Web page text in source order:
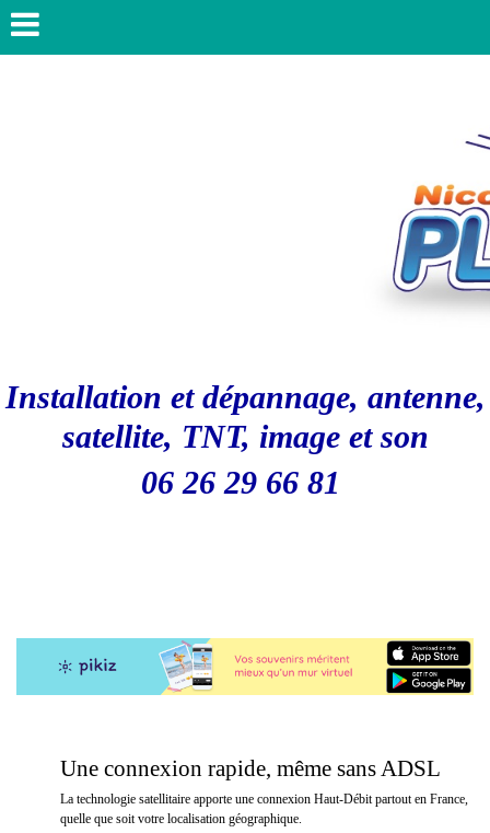
Installation et dépannage, antenne,
satellite, TNT, image et son
06 26 29 66 81
Une connexion rapide, même sans ADSL
La technologie satellitaire apporte une connexion Haut-Débit partout en France,
quelle que soit votre localisation géographique.